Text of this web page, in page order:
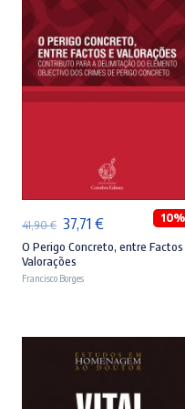
ADICIONAR
41,90€ O
preço
original
37,71 €O
preço
10%
O Perigo Concreto, entre Factos
Valorações
Francisco Borges